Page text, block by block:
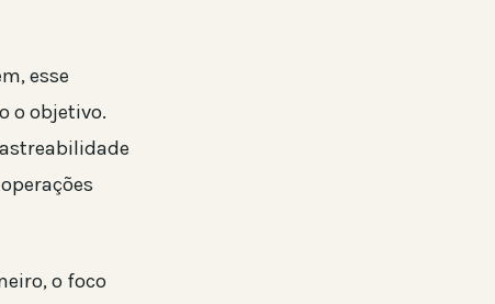
esse
o objetivo.
o foco